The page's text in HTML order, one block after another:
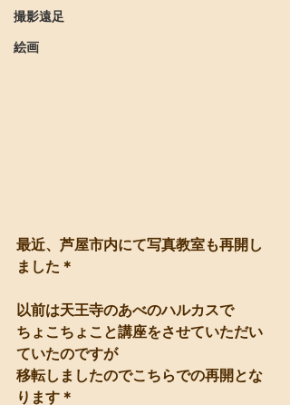
撮影遠足
絵画
最近、芦屋市内にて写真教室も再開し
ました＊
以前は天王寺のあべのハルカスで
ちょこちょこと講座をさせていただい
ていたのですが
移転しましたのでこちらでの再開とな